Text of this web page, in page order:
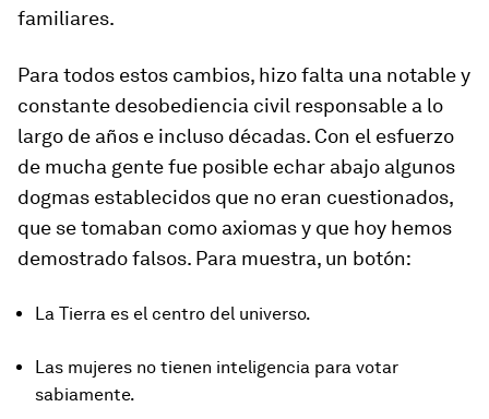
familiares.
Para todos estos cambios, hizo falta una notable y
constante desobediencia civil responsable a lo
largo de años e incluso décadas. Con el esfuerzo
de mucha gente fue posible echar abajo algunos
dogmas establecidos que no eran cuestionados,
que se tomaban como axiomas y que hoy hemos
demostrado falsos. Para muestra, un botón:
La Tierra es el centro del universo.
Las mujeres no tienen inteligencia para votar
sabiamente.